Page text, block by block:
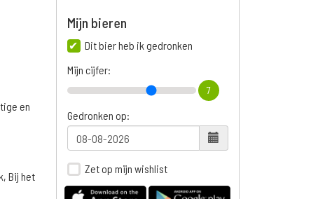
en
Bij het
Mijn bieren
Dit bier heb ik gedronken
Mijn cijfer:
7
Gedronken op:
Zet op mijn wishlist